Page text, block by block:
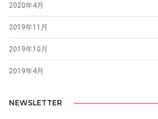
2020年4月
2019年11月
2019年10月
2019年4月
NEWSLETTER